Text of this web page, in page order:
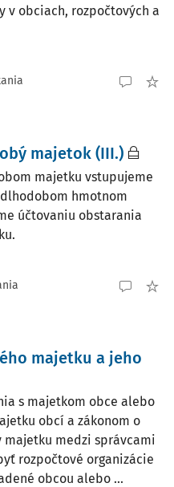
v obciach, rozpočtových a
majetok (III.)
majetku vstupujeme
hmotnom
účtovaniu obstarania
majetku a jeho
s majetkom obce alebo
obcí a zákonom o
majetku medzi správcami
rozpočtové organizácie
obcou alebo ...